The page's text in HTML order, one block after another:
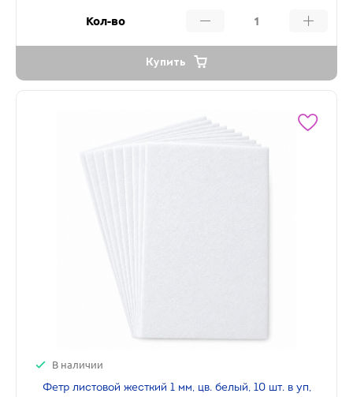
Кол-во
Купить
В наличии
Фетр листовой жесткий 1 мм, цв. белый, 10 шт. в уп,